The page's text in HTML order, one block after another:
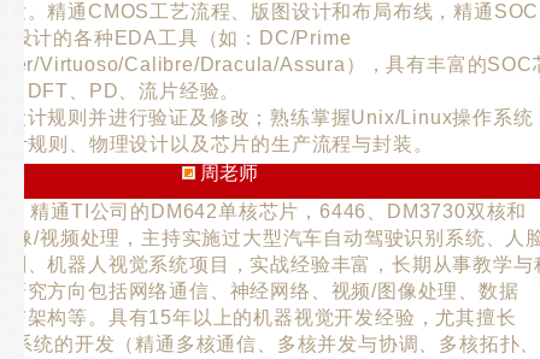
发。精通CMOS工艺流程、版图设计和布局布线，精通SOC
设计的各种EDA工具（如：DC/Prime
Virtuoso/Calibre/Dracula/Assura），具有丰富的SOC
DFT、PD、流片经验。
设计规则并进行验证及修改；熟练掌握Unix/Linux操作系统
规则、物理设计以及芯片的生产流程与封装。
周老师
，精通TI公司的DM642单核芯片，6446、DM3730双核和
像/视频处理，主持实施过大型汽车自动驾驶识别系统、人
别、机器人视觉系统项目，实战经验丰富，长期从事教学与
研究方向包括网络通信、神经网络、视频/图像处理、数据
与架构等。具有15年以上的机器视觉开发经验，尤其擅长
系统的开发（精通多核通信、多核并发与协调、多核拓扑、